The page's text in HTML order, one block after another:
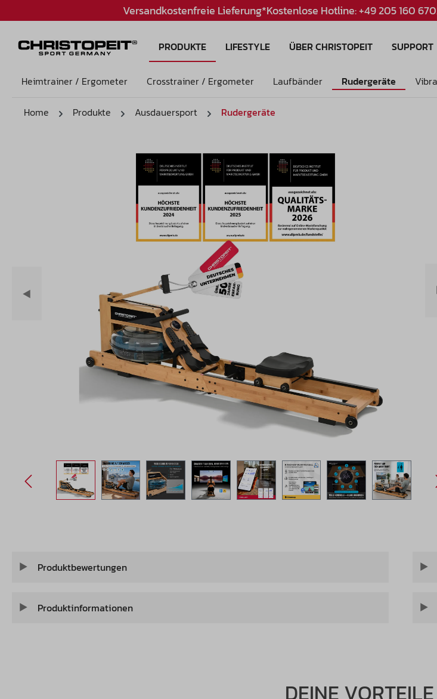
Versandkostenfreie Lieferung*Kostenlose Hotline: +49 205 160 670
PRODUKTE LIFESTYLE ÜBER CHRISTOPEIT SUPPORT
Heimtrainer / Ergometer Crosstrainer / Ergometer Laufbänder Rudergeräte
Inhalt:
Home Produkte Ausdauersport Rudergeräte
Produktbewertungen
Produktinformationen
DEINE